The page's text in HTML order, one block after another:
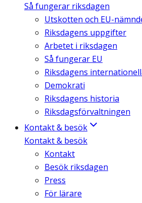
Så fungerar riksdagen
Utskotten och EU-
Riksdagens uppgifter
Arbetet i riksdagen
Så fungerar EU
Riksdagens
Demokrati
Riksdagens historia
Riksdagsförvaltningen
Kontakt & besök
Kontakt & besök
Kontakt
Besök riksdagen
Press
För lärare